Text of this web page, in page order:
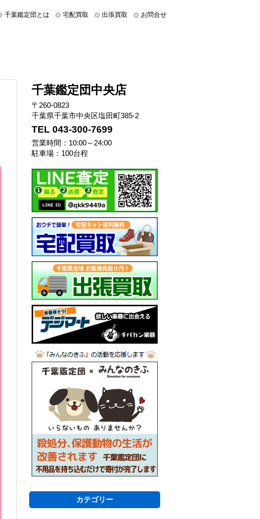
千葉鑑定団とは 宅配買取 出張買取 お問合せ
千葉鑑定団中央店
〒260-0823
千葉県千葉市中央区塩田町385-2
TEL 043-300-7699
営業時間：10:00～24:00
駐車場：100台程
カテゴリー